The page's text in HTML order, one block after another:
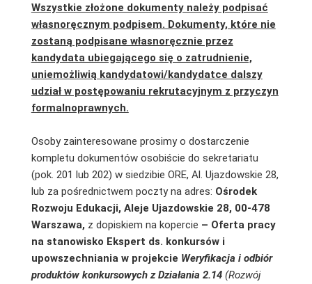
Wszystkie złożone dokumenty należy podpisać
własnoręcznym podpisem. Dokumenty, które nie
zostaną podpisane własnoręcznie przez
kandydata ubiegającego się o zatrudnienie,
uniemożliwią kandydatowi/kandydatce dalszy
udział w postępowaniu rekrutacyjnym z przyczyn
formalnoprawnych.
Osoby zainteresowane prosimy o dostarczenie
kompletu dokumentów osobiście do sekretariatu
(pok. 201 lub 202) w siedzibie ORE, Al. Ujazdowskie 28,
lub za pośrednictwem poczty na adres: Ośrodek
Rozwoju Edukacji, Aleje Ujazdowskie 28, 00-478
Warszawa, z dopiskiem na kopercie – Oferta pracy
na stanowisko Ekspert ds. konkursów i
upowszechniania w projekcie Weryfikacja i odbiór
produktów konkursowych z Działania 2.14 (Rozwój